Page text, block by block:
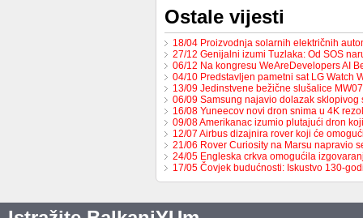
Ostale vijesti
18/04 Proizvodnja solarnih električnih
27/12 Genijalni izumi Tuzlaka: Od SOS
06/12 Na kongresu WeAreDevelopers AI
04/10 Predstavljen pametni sat LG Watch
13/09 Jedinstvene bežične slušalice
06/09 Samsung najavio dolazak sklopivog
16/08 Yuneecov novi dron snima u 4K
09/08 Amerikanac izumio plutajući dron
12/07 Airbus dizajnira rover koji će
21/06 Rover Curiosity na Marsu napravio
24/05 Engleska crkva omogućila
17/05 Čovjek budućnosti: Iskustvo 130-